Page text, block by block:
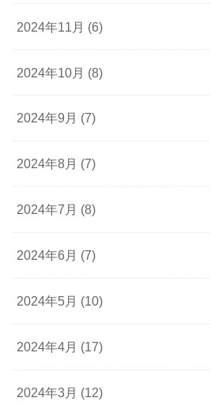
2024年11月 (6)
2024年10月 (8)
2024年9月 (7)
2024年8月 (7)
2024年7月 (8)
2024年6月 (7)
2024年5月 (10)
2024年4月 (17)
2024年3月 (12)